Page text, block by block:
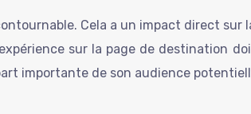
Cela a un impact direct
sur la page de destination
importante de son audience